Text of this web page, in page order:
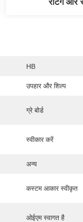
रेटिंग और
HB
उपहार और शिल्प
ग्रे बोर्ड
स्वीकार करें
अन्य
कस्टम आकार स्वीकृत
ओईएम स्वागत है